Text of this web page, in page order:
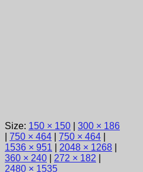
Size: 150 × 150
300 × 186
750 × 464 750 × 464
1536 × 951
2048 × 1268
360 × 240
272 × 182
2480 × 1535